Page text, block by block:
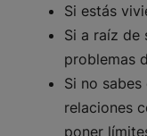
Si estás
Si a raíz de
problemas
Si no
relaciones
poner